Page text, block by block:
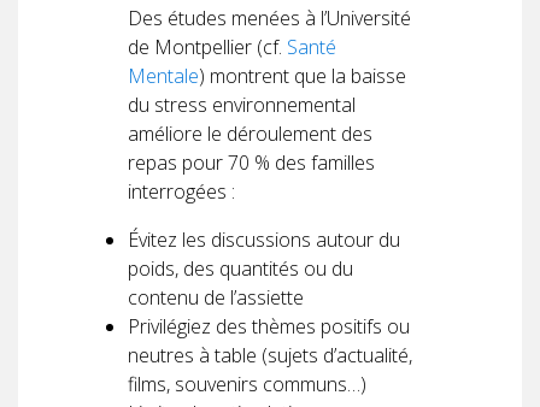
Des études menées à l’Université
de Montpellier (cf. Santé
Mentale) montrent que la baisse
du stress environnemental
améliore le déroulement des
repas pour 70 % des familles
interrogées :
Évitez les discussions autour du
poids, des quantités ou du
contenu de l’assiette
Privilégiez des thèmes positifs ou
neutres à table (sujets d’actualité,
films, souvenirs communs…)